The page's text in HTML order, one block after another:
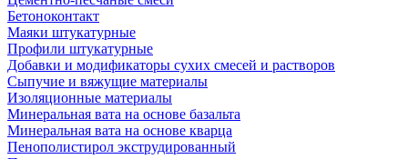
Бетоноконтакт
Маяки штукатурные
Профили штукатурные
Добавки и модификаторы сухих смесей и растворов
Сыпучие и вяжущие материалы
Изоляционные материалы
Минеральная вата на основе базальта
Минеральная вата на основе кварца
Пенополистирол экструдированный